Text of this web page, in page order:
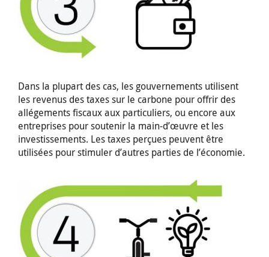
Dans la plupart des cas, les gouvernements utilisent
les revenus des taxes sur le carbone pour offrir des
allégements fiscaux aux particuliers, ou encore aux
entreprises pour soutenir la main-d’œuvre et les
investissements. Les taxes perçues peuvent être
utilisées pour stimuler d’autres parties de l’économie.